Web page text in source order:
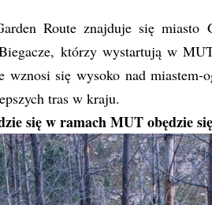
Route znajduje się miasto
którzy wystartują w
wznosi się wysoko nad
tras w kraju.
się w ramach MUT obędzie